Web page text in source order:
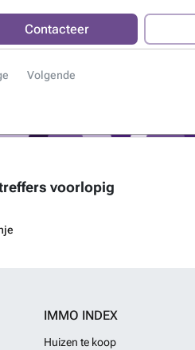
and rest areas. All homes include
point for electric vehicles as
30/09/2025.Meer weten?
Contacteer
Volgende
voorlopig
IMMO INDEX
Huizen te koop